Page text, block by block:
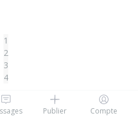
1
2
3
4
Publier Compte